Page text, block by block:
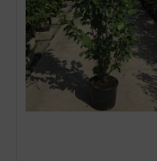
’Galaxy‘ im
und gilt als
der
Gärtner erkennt